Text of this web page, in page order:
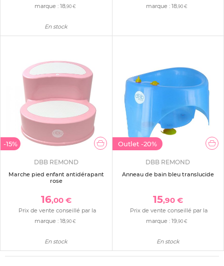
marque : 18,90 €
En stock
marque :18,90 €
-15%
DBB REMOND
Marche pied enfant antidérapant
rose
16,00 €
Prix de vente conseillé par la
marque : 18,90 €
En stock
Outlet -20%
DBB REMOND
Anneau de bain bleu translucide
15,90 €
Prix de vente conseillé par la
marque :19,90 €
En stock